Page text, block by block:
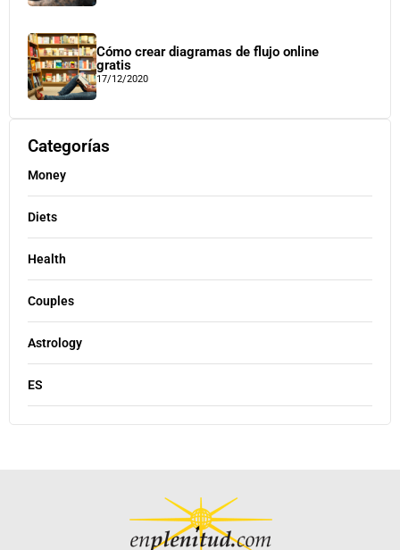
Cómo crear diagramas de flujo online
gratis
17/12/2020
Categorías
Money
Diets
Health
Couples
Astrology
ES